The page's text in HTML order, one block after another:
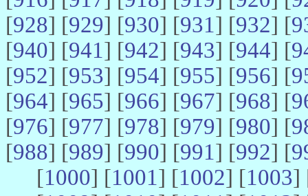
[928] [929] [930] [931] [932] [
[940] [941] [942] [943] [944] [
[952] [953] [954] [955] [956] [
[964] [965] [966] [967] [968] [
[976] [977] [978] [979] [980] [
[988] [989] [990] [991] [992] [
[1000] [1001] [1002] [1003]